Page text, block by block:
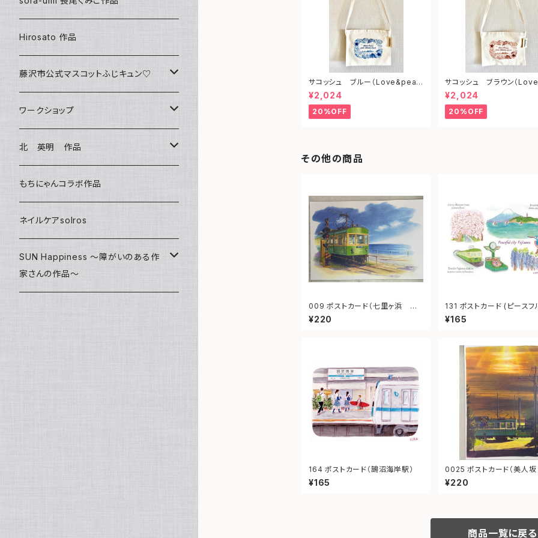
サコッシュ ブルー（Love&peac
e from shonan)
¥2,024
20%OFF
サコッシュ ブラウン（
ce from shonan)
¥2,024
20%OFF
その他の商品
009 ポストカード（七里ヶ浜 江
ノ電）
¥220
131 ポストカード (ピースフ
沢)
¥165
164 ポストカード（鵠沼海岸駅）
¥165
0025 ポストカード（美人坂 夕
景 江ノ電）
¥220
商品一覧に戻る
クリアファイル
マグカップ
スマホケース
キーホルダー
バッグ
Tシャツ
ミラー
ミニ額
Hirosato 作品
藤沢市公式マスコットふじキュン♡
クリアファイル
ボールペン
キーホルダー
マグネット
シール
ワークショップ
海レジンアートボード
レジンチャーム
サンキャッチャー
北 英明 作品
ポストカード
もちにゃんコラボ作品
ネイルケアsolros
SUN Happiness ～障がいのある作
家さんの作品～